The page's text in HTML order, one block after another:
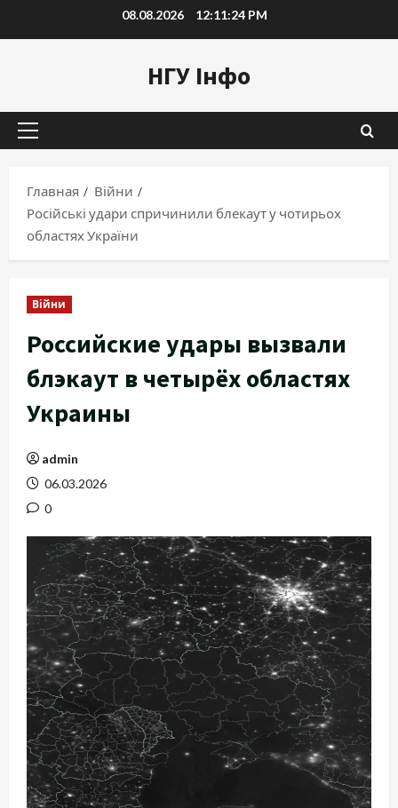
к
08.08.2026 12:11:25 PM
НГУ Інфо
Основное
Главная
Війни
Російські удари спричинили блекаут у чотирьох
областях України
Війни
Российские удары вызвали
блэкаут в четырёх областях
Украины
admin
06.03.2026
0